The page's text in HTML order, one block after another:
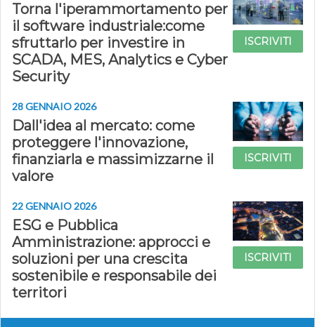
Torna l'iperammortamento per
il software industriale:come
sfruttarlo per investire in
SCADA, MES, Analytics e Cyber
Security
ISCRIVITI
28 GENNAIO 2026
Dall'idea al mercato: come
proteggere l'innovazione,
finanziarla e massimizzarne il
valore
ISCRIVITI
22 GENNAIO 2026
ESG e Pubblica
Amministrazione: approcci e
soluzioni per una crescita
sostenibile e responsabile dei
territori
ISCRIVITI